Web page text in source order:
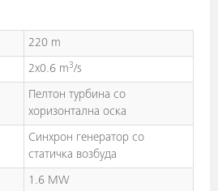
220 m
2x0.6 m3/s
Пелтон турбина со
хоризонтална оска
Синхрон генератор со
статичка возбуда
1.6 MW